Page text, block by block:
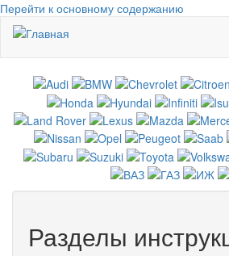
Перейти к основному содержанию
Разделы